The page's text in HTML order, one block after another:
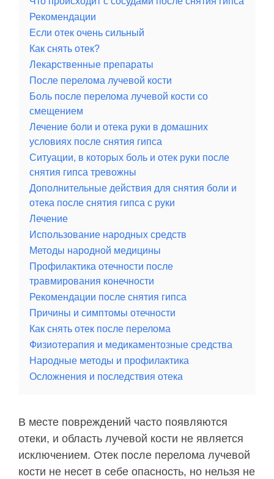
Рекомендации
Если отек очень сильный
Как снять отек?
Лекарственные препараты
После перелома лучевой кости
Боль после перелома лучевой кости со
смещением
Лечение боли и отека руки в домашних
условиях после снятия гипса
Ситуации, в которых боль и отек руки после
снятия гипса тревожны
Дополнительные действия для снятия боли и
отека после снятия гипса с руки
Лечение
Использование народных средств
Методы народной медицины
Профилактика отечности после
травмирования конечности
Рекомендации после снятия гипса
Причины и симптомы отечности
Как снять отек после перелома
Физиотерапия и медикаментозные средства
Народные методы и профилактика
Осложнения и последствия отека
В месте повреждений часто появляются
отеки, и область лучевой кости не является
исключением. Отек после перелома лучевой
кости не несет в себе опасность, но нельзя не